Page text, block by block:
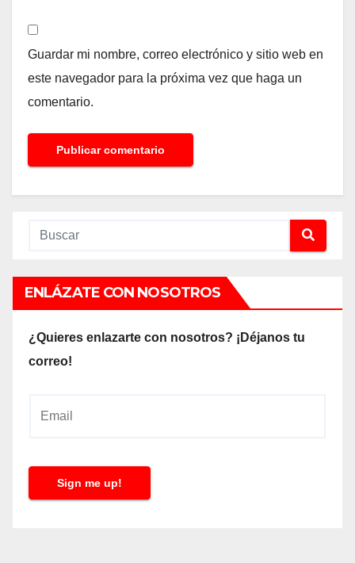
Guardar mi nombre, correo electrónico y sitio web en
este navegador para la próxima vez que haga un
comentario.
ENLÁZATE CON NOSOTROS
¿Quieres enlazarte con nosotros? ¡Déjanos tu
correo!
l
Sign me up!